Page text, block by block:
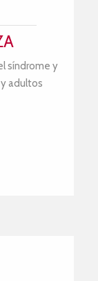
síndrome y
adultos